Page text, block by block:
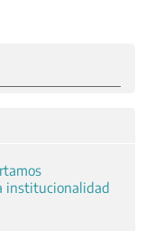
institucionalidad